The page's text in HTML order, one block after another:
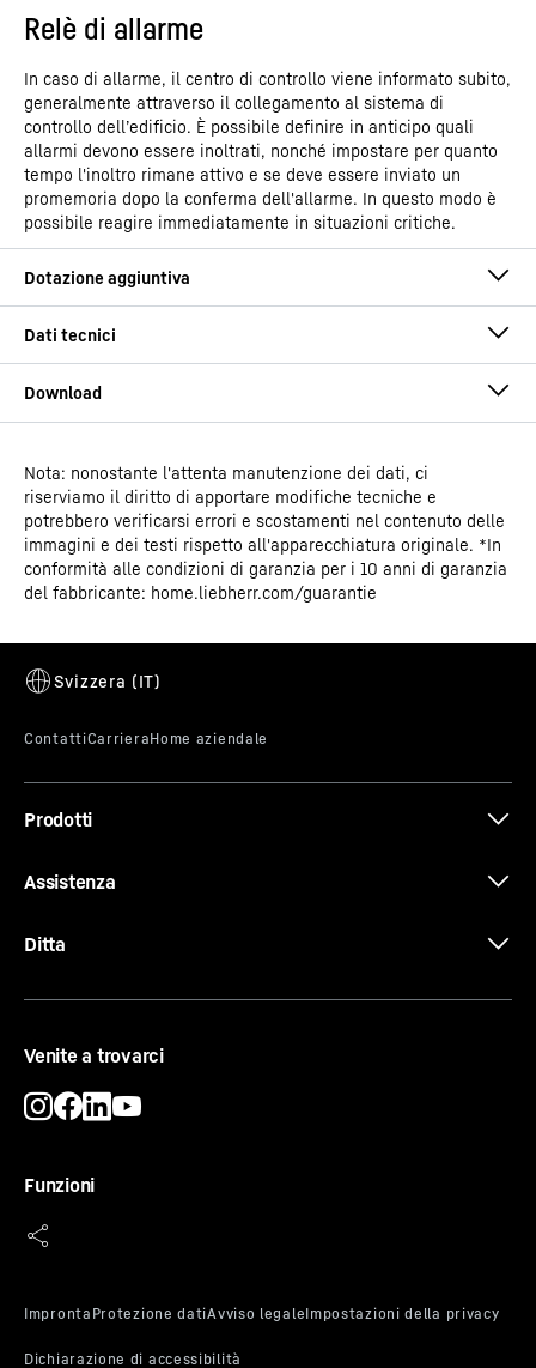
Relè di allarme
In caso di allarme, il centro di controllo viene informato subito,
generalmente attraverso il collegamento al sistema di
controllo dell’edificio. È possibile definire in anticipo quali
allarmi devono essere inoltrati, nonché impostare per quanto
tempo l'inoltro rimane attivo e se deve essere inviato un
promemoria dopo la conferma dell'allarme. In questo modo è
possibile reagire immediatamente in situazioni critiche.
Maniglia antibatterica
Un sogno per gli utenti, un incubo per i germi: il
dello sportello. Contiene speciali sostanze
antimicrobiche che riducono i batteri fino al 99,99%*.
Non è necessaria una disinfezione regolare e
utilizzata da molte persone. *In linea con la norma ISO
Navigazione nel menu intuitiva
Gruppo di prodotti
Congelatore da laboratorio
con raffreddamento statico
Classificazione Performance
GTIN
N. articolo per la vendita
Istruzioni per l’uso
Nota: nonostante l'attenta manutenzione dei dati, ci
riserviamo il diritto di apportare modifiche tecniche e
potrebbero verificarsi errori e scostamenti nel contenuto delle
immagini e dei testi rispetto all'apparecchiatura originale. *In
conformità alle condizioni di garanzia per i 10 anni di garanzia
del fabbricante: home.liebherr.com/guarantie
Prodotti
Assistenza
Ditta
Venite a trovarci
Funzioni